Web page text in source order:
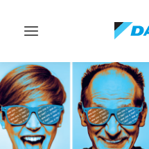
Toggle